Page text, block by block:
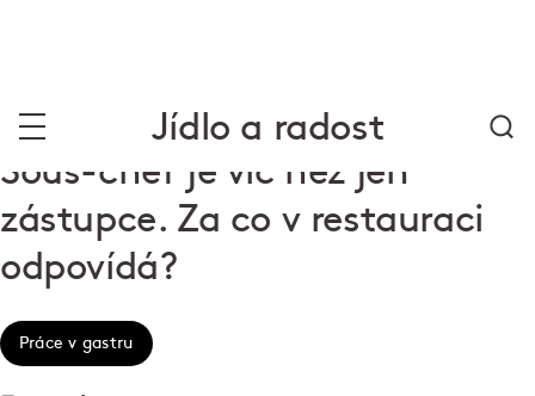
Jídlo a radost
Sous-chef je víc než jen
zástupce. Za co v restauraci
odpovídá?
Práce v gastru